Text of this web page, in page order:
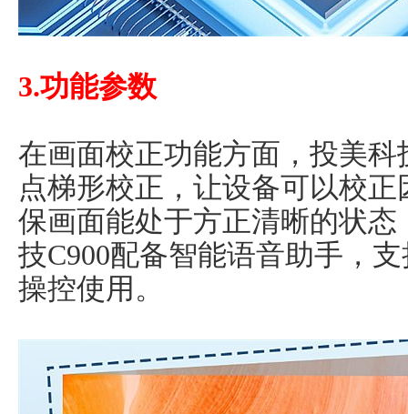
3.功能参数
在画面校正功能方面，投美科
点梯形校正，让设备可以校
保画面能处于方正清晰的状
技C900配备智能语音助手，
操控使用。